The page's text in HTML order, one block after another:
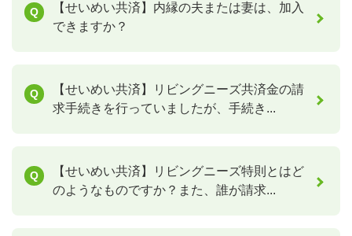
【せいめい共済】内縁の夫または妻は、加入
できますか？
【せいめい共済】リビングニーズ共済金の請
求手続きを行っていましたが、手続き...
【せいめい共済】リビングニーズ特則とはど
のようなものですか？また、誰が請求...